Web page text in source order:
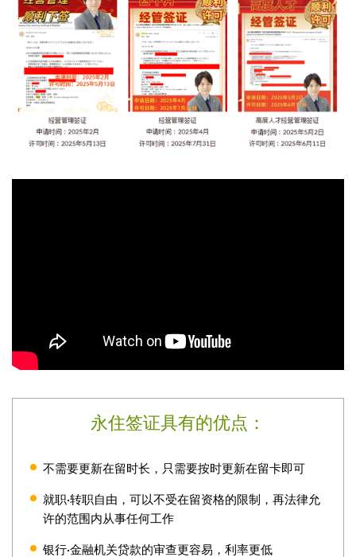
永住签证具有的优点：
不需要更新在留时长，只需要按时更新在留卡即可
就职·转职自由，可以不受在留资格的限制，再法律允
许的范围内从事任何工作
银行·金融机关贷款的审查更容易，利率更低